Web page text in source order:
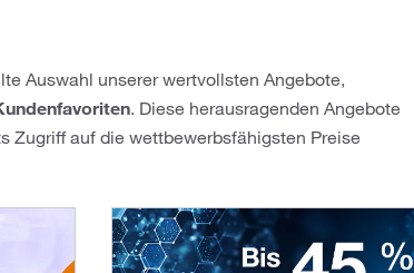
Auswahl unserer wertvollsten Angebote,
. Diese herausragenden Angebote
Zugriff auf die wettbewerbsfähigsten Preise